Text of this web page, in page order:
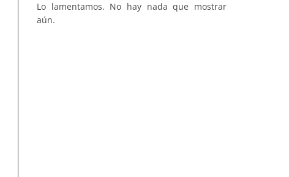
Lo lamentamos. No hay nada que mostrar
aún.